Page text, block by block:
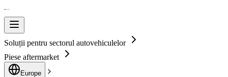
Soluții pentru sectorul autovehiculelor
Piese aftermarket
Europe